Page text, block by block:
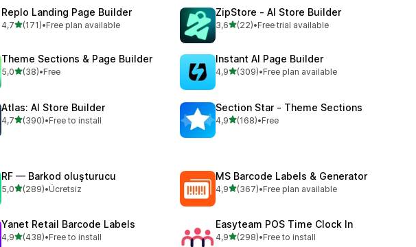
Replo Landing Page Builder
4,75 yıldız üzerinden
(171)
toplam 171 değerlendirme
•Free plan available
ZipStore ‑ AI Store Builder
3,65 yıldız üzerinden
(22)
toplam 22 değerlendirme
•Free trial available
Theme Sections & Page Builder
5,05 yıldız üzerinden
(38)
toplam 38 değerlendirme
•Free
Instant AI Page Builder
4,95 yıldız üzerinden
(309)
toplam 309 değerlendirme
•Free plan available
Atlas: AI Store Builder
4,75 yıldız üzerinden
(390)
toplam 390 değerlendirme
•Free to install
Section Star ‑ Theme Sections
4,95 yıldız üzerinden
(168)
toplam 168 değerlendirme
•Free
RF — Barkod oluşturucu
5,05 yıldız üzerinden
(289)
toplam 289 değerlendirme
•Ücretsiz
MS Barcode Labels & Generator
4,95 yıldız üzerinden
(367)
toplam 367 değerlendirme
•Free plan available
Yanet Retail Barcode Labels
4,95 yıldız üzerinden
(438)
toplam 438 değerlendirme
•Free to install
Easyteam POS Time Clock In
4,95 yıldız üzerinden
(298)
toplam 298 değerlendirme
•Free to install